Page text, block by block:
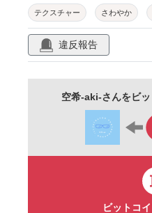
テクスチャー さわやか
バックグラウンド
違反報告
空希-aki-さんをビ
ビットコ